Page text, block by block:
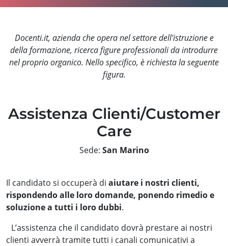
Docenti.it, azienda che opera nel settore dell'istruzione e
della formazione, ricerca figure professionali da introdurre
nel proprio organico. Nello specifico, è richiesta la seguente
figura.
Assistenza Clienti/Customer
Care
Sede: San Marino
Il candidato si occuperà di aiutare i nostri clienti,
rispondendo alle loro domande, ponendo rimedio e
soluzione a tutti i loro dubbi.
L’assistenza che il candidato dovrà prestare ai nostri
clienti avverrà tramite tutti i canali comunicativi a